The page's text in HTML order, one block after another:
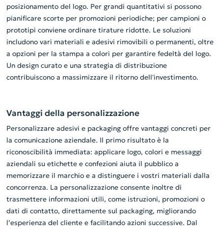
posizionamento del logo. Per grandi quantitativi si possono
pianificare scorte per promozioni periodiche; per campioni o
prototipi conviene ordinare tirature ridotte. Le soluzioni
includono vari materiali e adesivi rimovibili o permanenti, oltre
a opzioni per la stampa a colori per garantire fedeltà del logo.
Un design curato e una strategia di distribuzione
contribuiscono a massimizzare il ritorno dell'investimento.
Vantaggi della personalizzazione
Personalizzare adesivi e packaging offre vantaggi concreti per
la comunicazione aziendale. Il primo risultato è la
riconoscibilità immediata: applicare logo, colori e messaggi
aziendali su etichette e confezioni aiuta il pubblico a
memorizzare il marchio e a distinguere i vostri materiali dalla
concorrenza. La personalizzazione consente inoltre di
trasmettere informazioni utili, come istruzioni, promozioni o
dati di contatto, direttamente sul packaging, migliorando
l’esperienza del cliente e facilitando azioni successive. Dal